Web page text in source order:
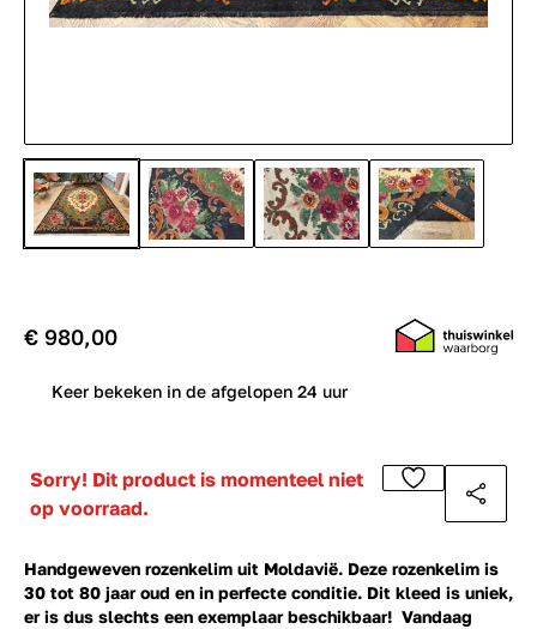
€ 980,00
Keer bekeken in de afgelopen 24 uur
Sorry! Dit product is momenteel niet
op voorraad.
Handgeweven rozenkelim uit Moldavië. Deze rozenkelim is
30 tot 80 jaar oud en in perfecte conditie. Dit kleed is uniek,
er is dus slechts een exemplaar beschikbaar! Vandaag